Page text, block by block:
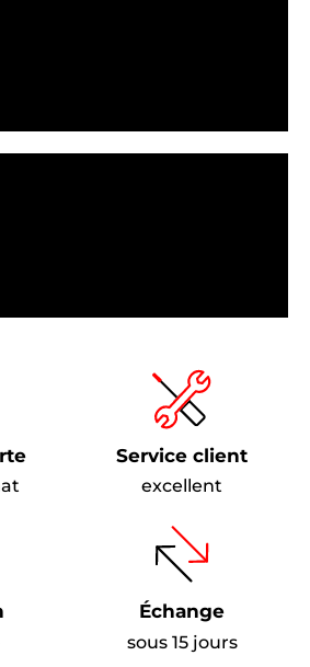
Service client
excellent
Échange
sous 15 jours